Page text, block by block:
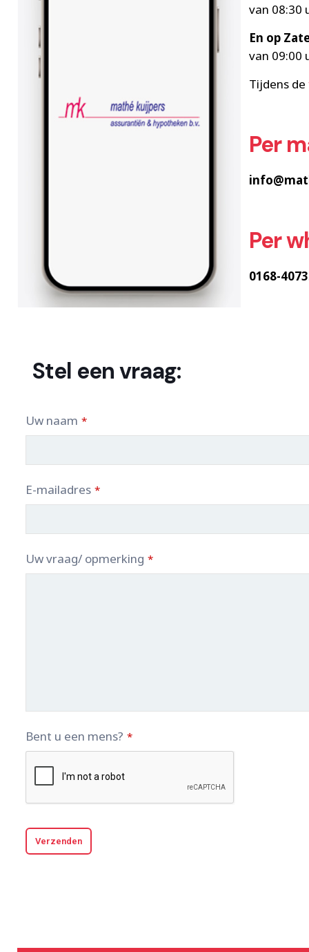
van 08:30
En op
van 09:00
Tijdens de
Per
Per
0168-
Stel een vraag:
Uw naam *
E-mailadres *
Uw vraag/ opmerking *
Bent u een mens? *
Verzenden
e